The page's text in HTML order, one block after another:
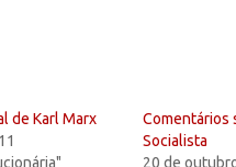
de Karl Marx
Comentários
Socialista
20 de